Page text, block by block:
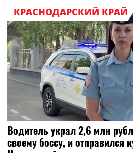
КРАСНОДАРСКИЙ КРАЙ
Водитель украл 2,6 млн
своему боссу, и отправился